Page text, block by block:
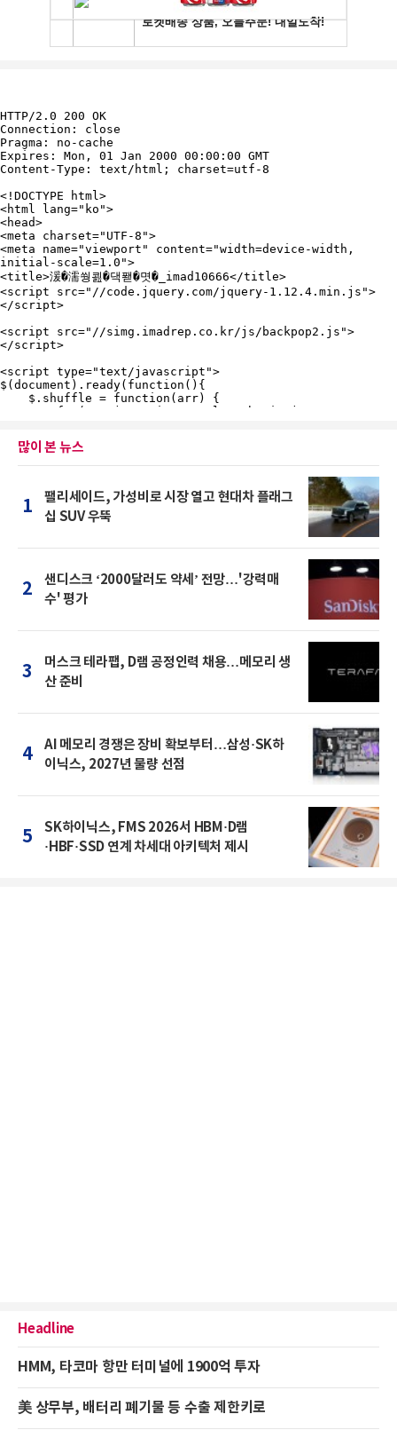
많이 본 뉴스
1
팰리세이드, 가성비로 시장 열고 현대차 플래그
십 SUV 우뚝
2
샌디스크 ‘2000달러도 약세’ 전망…'강력매
수' 평가
3
머스크 테라팹, D램 공정인력 채용…메모리 생
산 준비
4
AI 메모리 경쟁은 장비 확보부터…삼성·SK하
이닉스, 2027년 물량 선점
5
SK하이닉스, FMS 2026서 HBM·D램
·HBF·SSD 연계 차세대 아키텍처 제시
Headline
HMM, 타코마 항만 터미널에 1900억 투자
美 상무부, 배터리 폐기물 등 수출 제한키로